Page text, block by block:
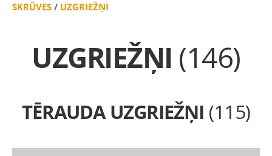
SKRŪVES / UZGRIEŽŅI
UZGRIEŽŅI (146)
TĒRAUDA UZGRIEŽŅI (115)